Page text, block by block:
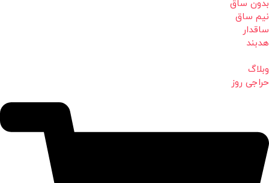
بدون ساق
نیم ساق
ساقدار
هدبند
وبلاگ
حراجی روز